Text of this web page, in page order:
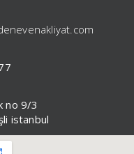
no 9/3
istanbul